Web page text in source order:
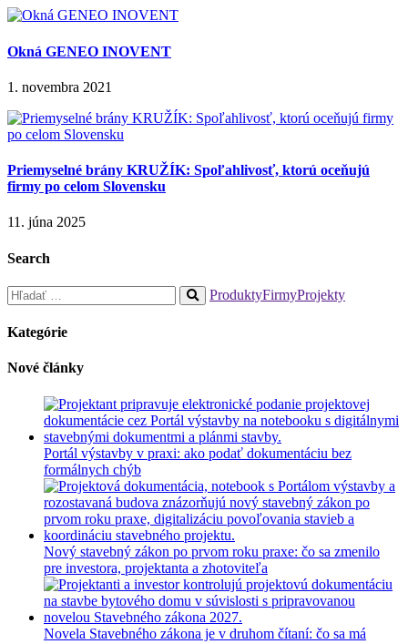
Okná GENEO INOVENT
1. novembra 2021
Priemyselné brány KRUŽÍK: Spoľahlivosť, ktorú oceňujú
firmy po celom Slovensku
11. júna 2025
Search
Hľadať:
autocomplete
results
are
available
down
arrows
review
desired
page.
ProduktyFirmyProjekty
Kategórie
Nové články
Portál výstavby v praxi: ako podať dokumentáciu bez
formálnych chýb
Nový stavebný zákon po prvom roku praxe: čo sa zmenilo
pre investora, projektanta a zhotoviteľa
Novela Stavebného zákona je v druhom čítaní: čo sa má